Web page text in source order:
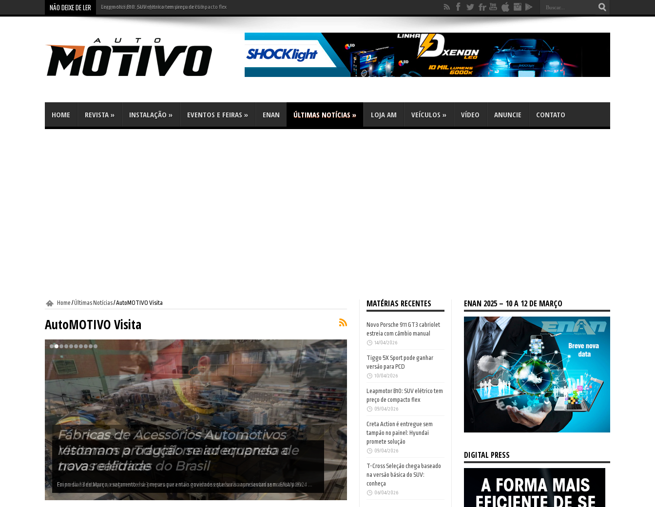
NÃO DEIXE DE LER Leapmotor B10: SUV elétrico tem preço de compacto flex
HOME REVISTA » INSTALAÇÃO » EVENTOS E FEIRAS » ENAN ÚLTIMAS NOTÍCIAS » LOJA AM VEÍCULOS » VÍDEO ANUNCIE CONTATO
Home /Últimas Notícias/AutoMOTIVO Visita
AutoMOTIVO Visita
Fábricas de Acessórios Automotivos
retomam produção se adequando a
nova realidade
Foi no dia 13 de Março, exatamente há 3 meses que então governos estaduais anunciavam sem aviso prév...
MATÉRIAS RECENTES
Novo Porsche 911 GT3 cabriolet
estreia com câmbio manual
14/04/2026
Tiggo 5X Sport pode ganhar
versão para PCD
10/04/2026
Leapmotor B10: SUV elétrico tem
preço de compacto flex
09/04/2026
Creta Action é entregue sem
tampão no painel: Hyundai
promete solução
09/04/2026
T-Cross Seleção chega baseado
na versão básica do SUV:
conheça
06/04/2026
ENAN 2025 – 10 A 12 DE MARÇO
DIGITAL PRESS